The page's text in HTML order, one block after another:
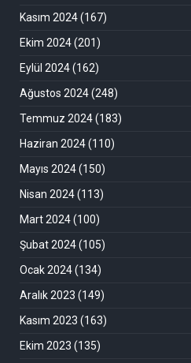
Kasım 2024(167)
Ekim 2024(201)
Eylül 2024(162)
Ağustos 2024(248)
Temmuz 2024(183)
Haziran 2024(110)
Mayıs 2024(150)
Nisan 2024(113)
Mart 2024(100)
Şubat 2024(105)
Ocak 2024(134)
Aralık 2023 (149)
Kasım 2023 (163)
Ekim 2023 (135)